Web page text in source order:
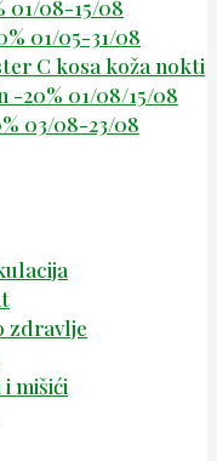
01/08-15/08
01/05-31/08
C kosa koža nokti
-20% 01/08/15/08
03/08-23/08
zdravlje
mišići